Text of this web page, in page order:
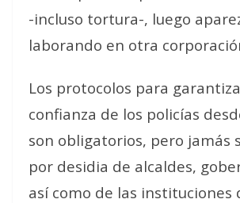
-incluso tortura-, luego
laborando en otra
Los protocolos para
confianza de los policías
son obligatorios, pero jamás
por desidia de alcaldes,
así como de las instituciones